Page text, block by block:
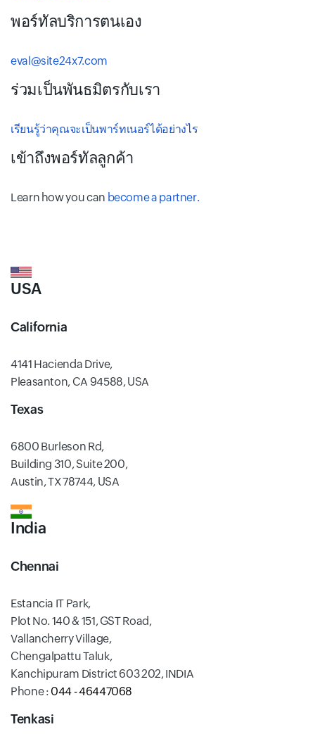
พอร์ทัลบริการตนเอง
eval@site24x7.com
ร่วมเป็นพันธมิตรกับเรา
เรียนรู้ว่าคุณจะเป็นพาร์ทเนอร์ได้อย่างไร
เข้าถึงพอร์ทัลลูกค้า
Learn how you can become a partner.
USA
California
4141 Hacienda Drive,
Pleasanton, CA 94588, USA
Texas
6800 Burleson Rd,
Building 310, Suite 200,
Austin, TX 78744, USA
India
Chennai
Estancia IT Park,
Plot No. 140 & 151, GST Road,
Vallancherry Village,
Chengalpattu Taluk,
Kanchipuram District 603 202, INDIA
Phone : 044 - 46447068
Tenkasi